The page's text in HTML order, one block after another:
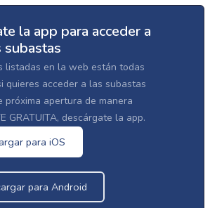
la app para acceder a
listadas en la web están todas
quieres acceder a las subastas
próxima apertura de manera
GRATUITA, descárgate la app.
para iOS
para Android